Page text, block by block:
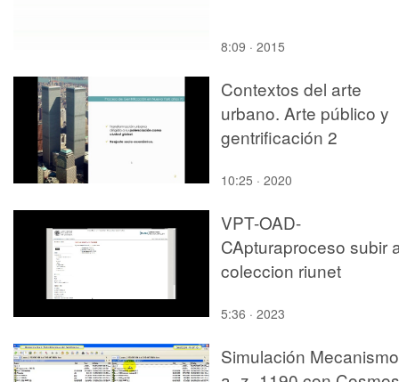
8:09 · 2015
Contextos del arte
urbano. Arte público y
gentrificación 2
10:25 · 2020
VPT-OAD-
CApturaproceso subir
coleccion riunet
5:36 · 2023
Simulación Mecanismo